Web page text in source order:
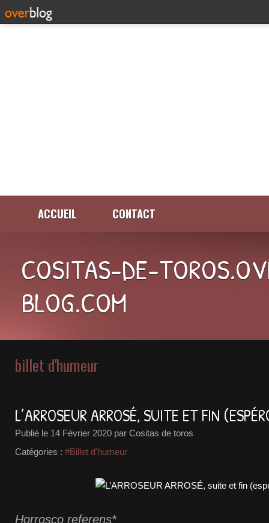
ACCUEIL CONTACT
COSITAS-DE-
BLOG.COM
billet d'humeur
L’ARROSEUR ARROSÉ, SUITE ET FIN
Publié le 14 Février 2020 par Cositas de toros
Catégories : #Billet d'humeur
Horrosco referens*